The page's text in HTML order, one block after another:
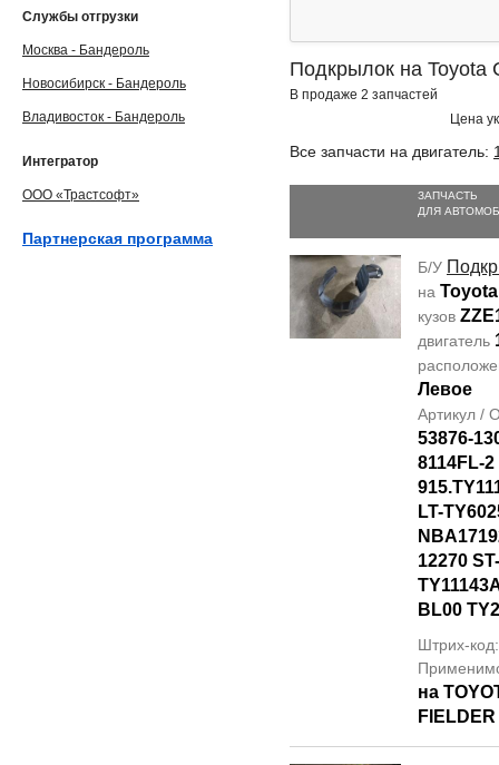
Подкрылок на Toyota
В продаже 2 запчастей
Цена
Все запчасти на двигатель:
ЗАПЧАСТЬ
ДЛЯ
Б/У
на
кузов
двигатель
Левое
Артикул /
53876-
8114FL-2
LT-
12270
BL00
Штрих-
на
Службы отгрузки
Москва - Бандероль
Новосибирск - Бандероль
Владивосток - Бандероль
Интегратор
ООО «Трастсофт»
Партнерская программа